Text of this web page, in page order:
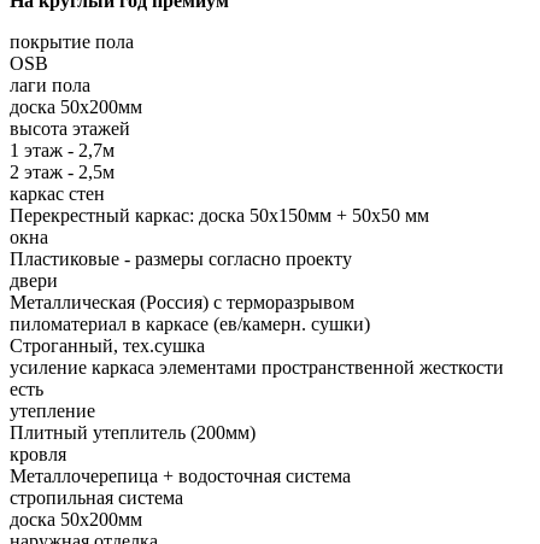
покрытие пола
OSB
лаги пола
доска 50х200мм
высота этажей
1 этаж - 2,7м
2 этаж - 2,5м
каркас стен
Перекрестный каркас: доска 50х150мм + 50х50 мм
окна
Пластиковые - размеры согласно проекту
двери
Металлическая (Россия) с терморазрывом
пиломатериал в каркасе (ев/камерн. сушки)
Строганный, тех.сушка
усиление каркаса элементами пространственной жесткости
есть
утепление
Плитный утеплитель (200мм)
кровля
Металлочерепица + водосточная система
стропильная система
доска 50х200мм